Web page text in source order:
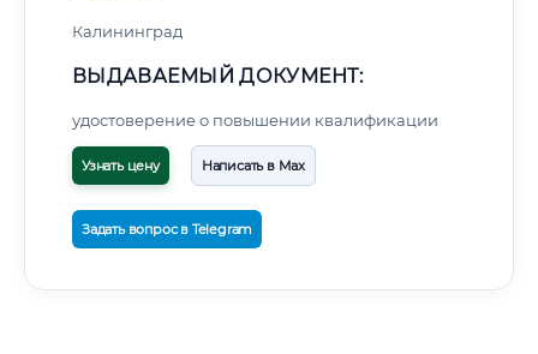
Калининград
ВЫДАВАЕМЫЙ ДОКУМЕНТ:
удостоверение о повышении квалификации
Узнать цену Написать в Max
Задать вопрос в Telegram